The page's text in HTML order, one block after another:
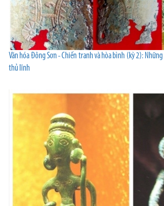
Văn hóa Đông Sơn - Chiến tranh và hòa bình (kỳ 2):
thủ lĩnh